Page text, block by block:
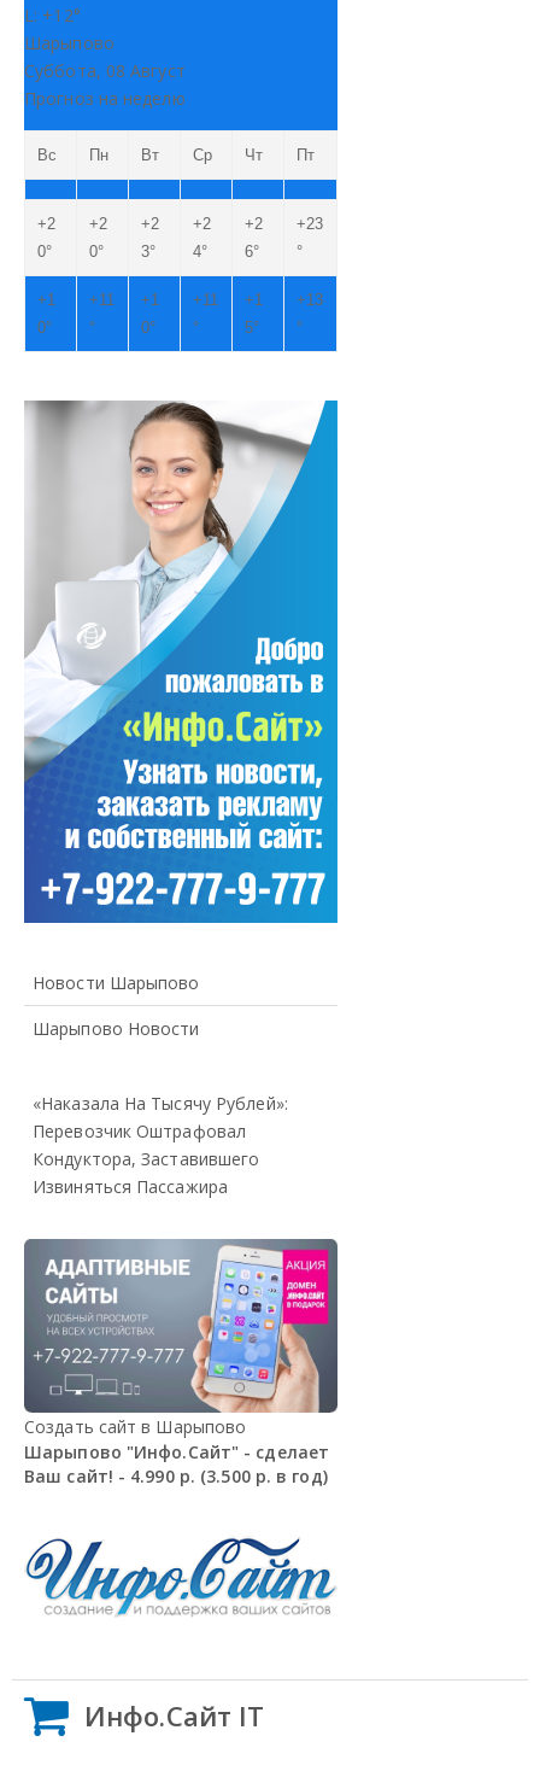
L: +12°
Шарыпово
Суббота, 08 Август
Прогноз на неделю
Вс Пн Вт Ср Чт Пт
+2
0°
+2
0°
+2
3°
+2
4°
+2
6°
+23
°
+1
0°
+11
°
+1
0°
+11
°
+1
5°
+13
°
Новости Шарыпово
Шарыпово Новости
«Наказала На Тысячу Рублей»:
Перевозчик Оштрафовал
Кондуктора, Заставившего
Извиняться Пассажира
Создать сайт в Шарыпово
Шарыпово "Инфо.Сайт" - сделает
Ваш сайт! - 4.990 р. (3.500 р. в год)
Инфо.Сайт IT